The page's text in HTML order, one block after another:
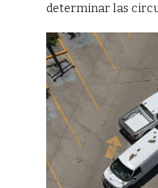
determinar las